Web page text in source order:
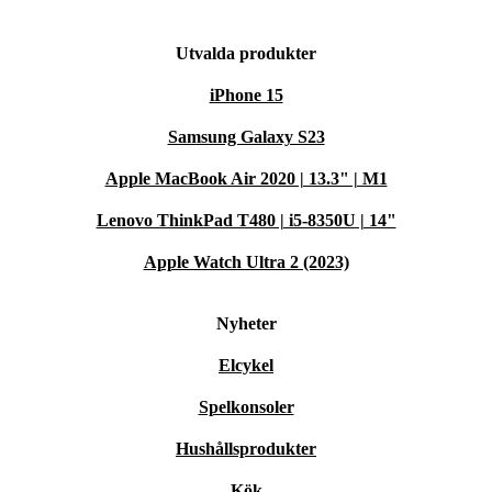
Utvalda produkter
iPhone 15
Samsung Galaxy S23
Apple MacBook Air 2020 | 13.3" | M1
Lenovo ThinkPad T480 | i5-8350U | 14"
Apple Watch Ultra 2 (2023)
Nyheter
Elcykel
Spelkonsoler
Hushållsprodukter